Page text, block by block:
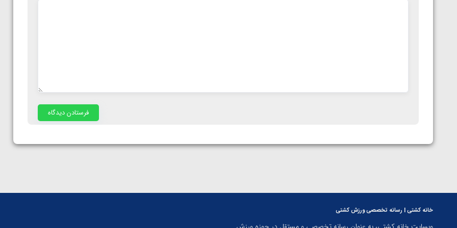
خانه کشتی | رسانه تخصصی ورزش کشتی